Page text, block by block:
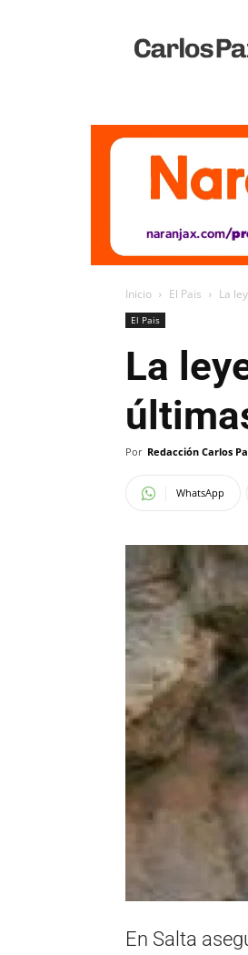
Vivo
Inicio El Pais La
El Pais
La
Por Redacción Carlos
WhatsApp
En Salta